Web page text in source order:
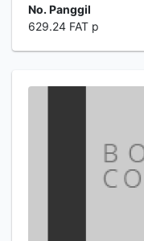
No. Panggil
629.24 FAT p